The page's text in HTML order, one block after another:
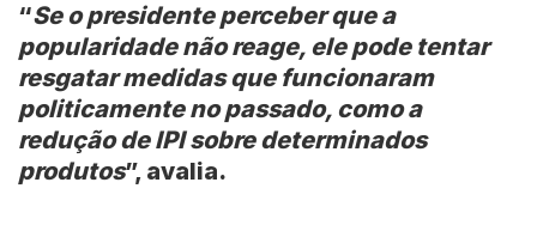
“Se o presidente perceber que a
popularidade não reage, ele pode tentar
resgatar medidas que funcionaram
politicamente no passado, como a
redução de IPI sobre determinados
produtos”, avalia.